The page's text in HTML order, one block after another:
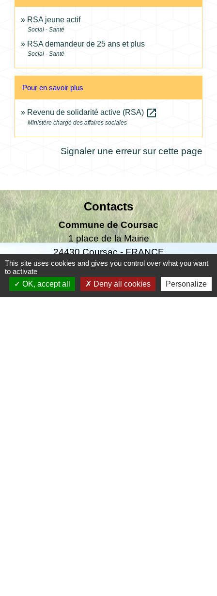
RSA jeune actif
Social - Santé
RSA demandeur de 25 ans et plus
Social - Santé
Pour en savoir plus
Revenu de solidarité active (RSA) open_in_new
Ministère chargé des affaires sociales
Signaler une erreur sur cette page
Contacts
Commune de Coursac
1 place de la Mairie
24430 Coursac - FRANCE
+33 5 53 54 61 61
Téléphone pour les urgences uniquement en
This site uses cookies and gives you control over what you want
to activate
OK, accept all
Deny all cookies Personalize